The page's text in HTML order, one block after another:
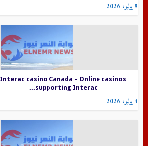
9 يوليو، 2026
Interac casino Canada – Online casinos
supporting Interac...
4 يوليو، 2026